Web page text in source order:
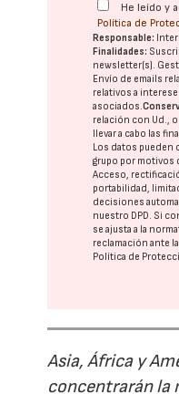
He leído y
Política de
Responsable:
Finalidades:
newsletter(s).
Envío de emails
relativos a
asociados.
relación con Ud.,
llevar a cabo las
Los datos pueden
grupo por motivos
Acceso,
portabilidad,
decisiones
nuestro DPD. Si
se ajusta a la
reclamación ante
Política de
Asia, África y
concentrarán la